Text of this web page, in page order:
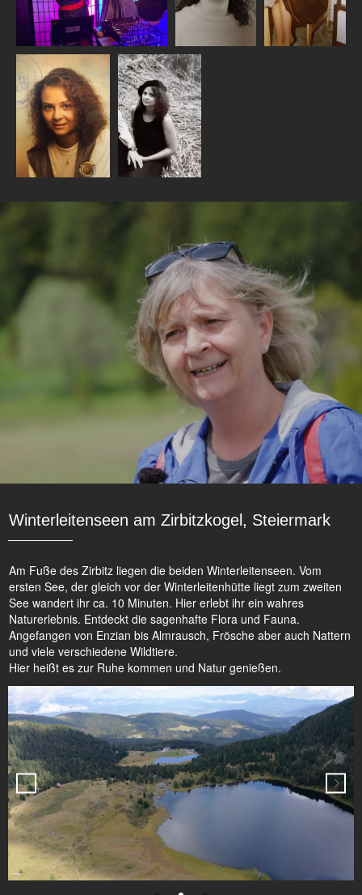
Winterleitenseen am Zirbitzkogel, Steiermark
Am Fuße des Zirbitz liegen die beiden Winterleitenseen. Vom
ersten See, der gleich vor der Winterleitenhütte liegt zum zweiten
See wandert ihr ca. 10 Minuten. Hier erlebt ihr ein wahres
Naturerlebnis. Entdeckt die sagenhafte Flora und Fauna.
Angefangen von Enzian bis Almrausch, Frösche aber auch Nattern
und viele verschiedene Wildtiere.
Hier heißt es zur Ruhe kommen und Natur genießen.